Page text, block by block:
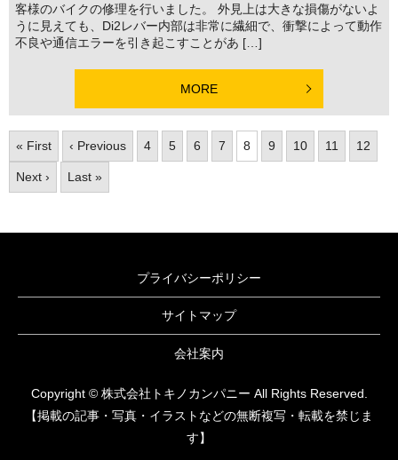
客様のバイクの修理を行いました。 外見上は大きな損傷がないよ
うに見えても、Di2レバー内部は非常に繊細で、衝撃によって動作
不良や通信エラーを引き起こすことがあ […]
MORE
« First ‹ Previous 4 5 6 7 8 9 10 11 12
Next › Last »
プライバシーポリシー
サイトマップ
会社案内
Copyright © 株式会社トキノカンパニー All Rights Reserved.
【掲載の記事・写真・イラストなどの無断複写・転載を禁じま
す】